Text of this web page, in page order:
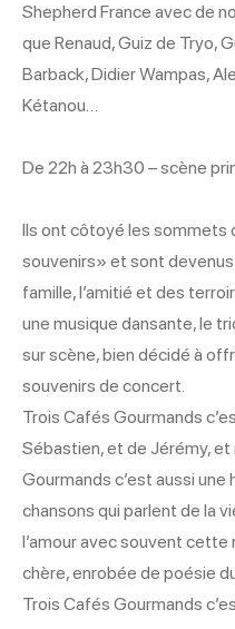
Shepherd France avec de
que Renaud, Guiz de Tryo,
Barback, Didier Wampas,
Kétanou…
De 22h à 23h30 – scène
Ils ont côtoyé les sommets
souvenirs» et sont devenus
famille, l’amitié et des
une musique dansante, le
sur scène, bien décidé à
souvenirs de concert.
Trois Cafés Gourmands
Sébastien, et de Jérémy,
Gourmands c’est aussi
chansons qui parlent de la
l’amour avec souvent
chère, enrobée de poésie
Trois Cafés Gourmands